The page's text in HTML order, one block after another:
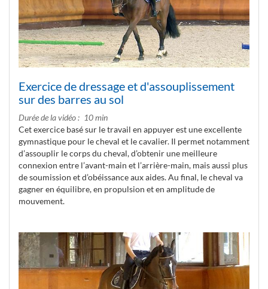
Exercice de dressage et d'assouplissement
sur des barres au sol
Durée de la vidéo
10 min
Cet exercice basé sur le travail en appuyer est une excellente
gymnastique pour le cheval et le cavalier. Il permet notamment
d’assouplir le corps du cheval, d’obtenir une meilleure
connexion entre l’avant-main et l’arrière-main, mais aussi plus
de soumission et d’obéissance aux aides. Au final, le cheval va
gagner en équilibre, en propulsion et en amplitude de
mouvement.